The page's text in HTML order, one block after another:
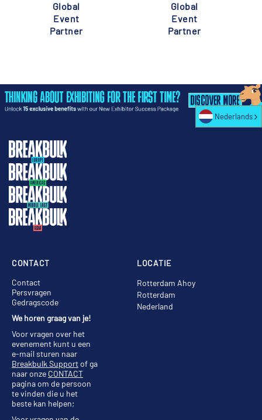
Global
Event
Partner
Global
Event
Partner
LOCATIE
Rotterdam Ahoy
Rotterdam
Nederland
CONTACT
Contact
Persvragen
Gedragscode
We horen graag van je!
Voor vragen over het
evenement kunt u een
e-mail sturen naar
Breakbulk Supportof ga
naar onze CONTACT
pagina om de persoon
te vinden die u het
beste kan helpen;
Nederlands